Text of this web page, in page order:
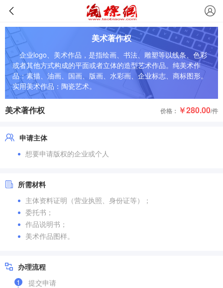
美术著作权
企业logo、美术作品，是指绘画、书法、雕塑等以线条、色彩
或者其他方式构成的平面或者立体的造型艺术作品。纯美术作
品：素描、油画、国画、版画、水彩画、企业标志、商标图形。
实用美术作品：陶瓷艺术。
美术著作权 价格： ￥280.00/件
申请主体
想要申请版权的企业或个人
所需材料
主体资料证明（营业执照、身份证等）；
委托书；
作品说明书；
美术作品图样。
办理流程
1
提交申请